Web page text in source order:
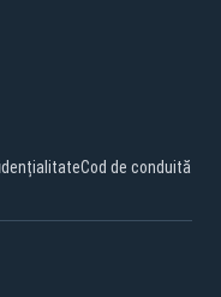
Cod de conduită